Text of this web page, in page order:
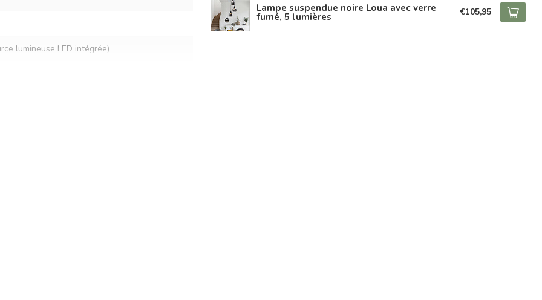
lumineuse LED intégrée)
Lampe suspendue noire Loua avec verre
fumé, 5 lumières €105,95